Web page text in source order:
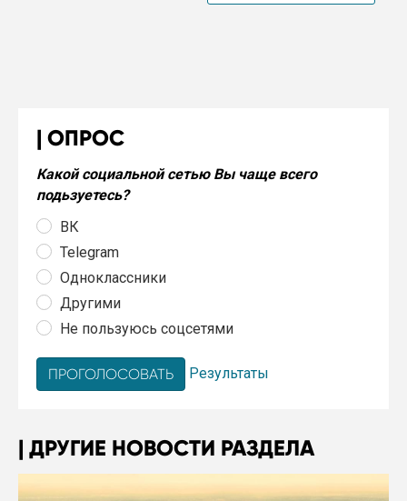
ОПРОС
Какой социальной сетью Вы чаще всего
подьзуетесь?
ВК
Telegram
Одноклассники
Другими
Не пользуюсь соцсетями
Результаты
ДРУГИЕ НОВОСТИ РАЗДЕЛА